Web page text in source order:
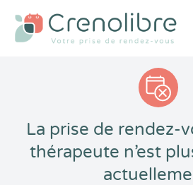
La prise de rendez-
thérapeute n’est